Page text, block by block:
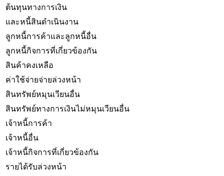
ต้นทุนทางการเงิน
และหนี้สินดำเนินงาน
ลูกหนี้การค้าและลูกหนี้อื่น
ลูกหนี้กิจการที่เกี่ยวข้องกัน
สินค้าคงเหลือ
ค่าใช้จ่ายจ่ายล่วงหน้า
สินทรัพย์หมุนเวียนอื่น
สินทรัพย์ทางการเงินไม่หมุนเวียนอื่น
เจ้าหนี้การค้า
เจ้าหนี้อื่น
เจ้าหนี้กิจการที่เกี่ยวข้องกัน
รายได้รับล่วงหน้า